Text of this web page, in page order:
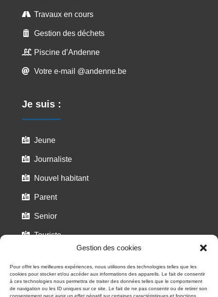
Gestion des cookies
Pour offrir les meilleures expériences, nous utilisons des technologies telles que les
cookies pour stocker et/ou accéder aux informations des appareils. Le fait de consentir
à ces technologies nous permettra de traiter des données telles que le comportement
de navigation ou les ID uniques sur ce site. Le fait de ne pas consentir ou de retirer son
consentement peut avoir un effet négatif sur certaines caractéristiques et fonctions.
 Travaux en cours
 Gestion des déchets
 Piscine d’Andenne
 Votre e-mail @andenne.be
Je suis :
 Jeune
 Journaliste
 Nouvel habitant
 Parent
 Senior
 Touriste